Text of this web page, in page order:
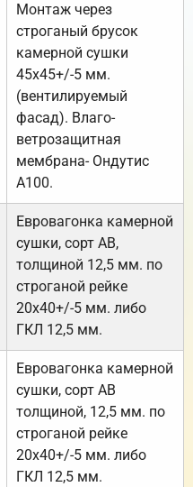
Монтаж через
строганый брусок
камерной сушки
45х45+/-5 мм.
(вентилируемый
фасад). Влаго-
ветрозащитная
мембрана- Ондутис
А100.
Евровагонка камерной
сушки, сорт АВ,
толщиной 12,5 мм. по
строганой рейке
20х40+/-5 мм. либо
ГКЛ 12,5 мм.
Евровагонка камерной
сушки, сорт АВ
толщиной, 12,5 мм. по
строганой рейке
20х40+/-5 мм. либо
ГКЛ 12,5 мм.